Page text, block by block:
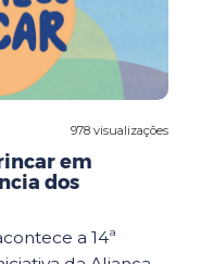
978 visualizações
em
dos
a 14ª